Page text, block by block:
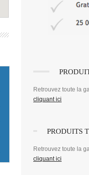
Retrouvez toute la
cliquant ici
PRODUITS
Retrouvez toute la
cliquant ici